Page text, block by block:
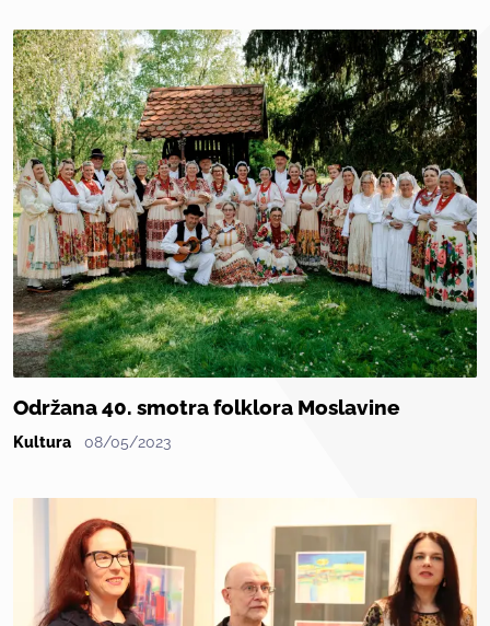
Održana 40. smotra folklora Moslavine
Kultura 08/05/2023